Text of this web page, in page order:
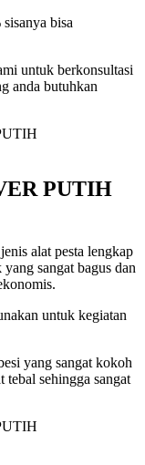
bisa
untuk berkonsultasi
anda butuhkan
PUTIH
alat pesta lengkap
sangat bagus dan
untuk kegiatan
yang sangat kokoh
tebal sehingga sangat